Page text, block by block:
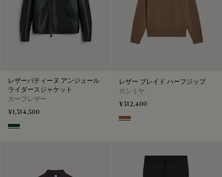
レザーパティーヌ アンジュール
ライダースジャケット
カーフレザー
¥1,314,500
Scarabee
レザー ブレイド ハーフジップ
カシミヤ
¥312,400
Walnut